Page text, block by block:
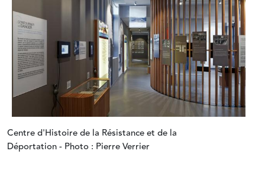
Centre d'Histoire de la Résistance et de la
Déportation - Photo : Pierre Verrier